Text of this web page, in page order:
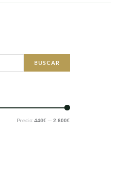
BUSCAR
Precio: 440€ — 2.600€